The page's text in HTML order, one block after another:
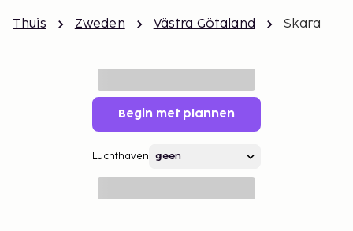
Thuis Zweden Västra Götaland Skara
Begin met plannen
Luchthaven